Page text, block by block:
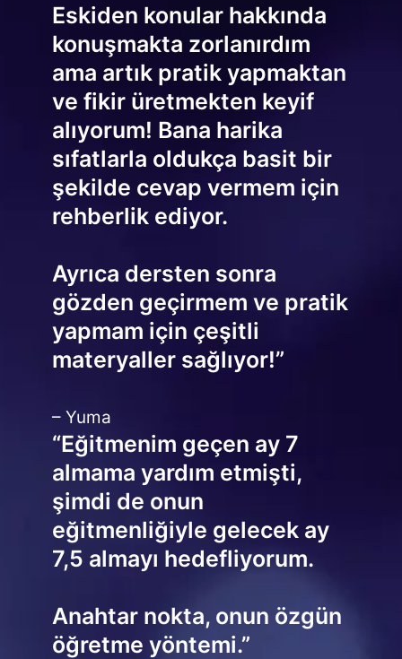
Eskiden konular hakkında
konuşmakta zorlanırdım
ama artık pratik yapmaktan
ve fikir üretmekten keyif
alıyorum! Bana harika
sıfatlarla oldukça basit bir
şekilde cevap vermem için
rehberlik ediyor.
Ayrıca dersten sonra
gözden geçirmem ve pratik
yapmam için çeşitli
materyaller sağlıyor!”
– Yuma
“Eğitmenim geçen ay 7
almama yardım etmişti,
şimdi de onun
eğitmenliğiyle gelecek ay
7,5 almayı hedefliyorum.
Anahtar nokta, onun özgün
öğretme yöntemi.”